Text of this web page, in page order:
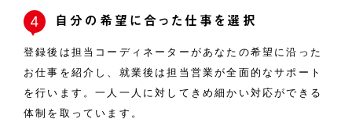
4 自分の希望に合った仕事を選択
登録後は担当コーディネーターがあなたの希望に沿った
お仕事を紹介し、就業後は担当営業が全面的なサポート
を行います。一人一人に対してきめ細かい対応ができる
体制を取っています。